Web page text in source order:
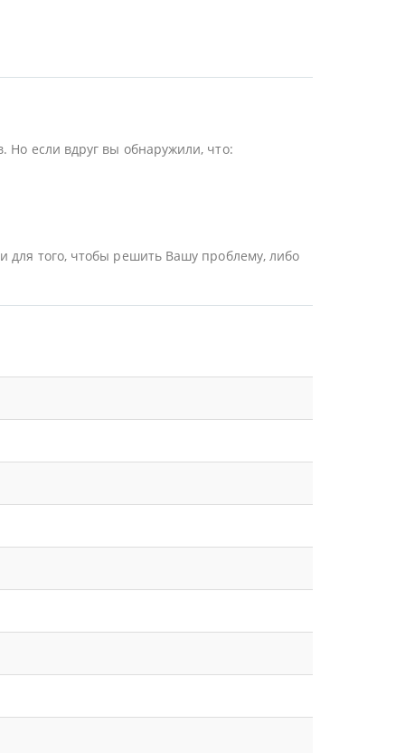
Но если вдруг вы обнаружили, что:
для того, чтобы решить Вашу проблему, либо